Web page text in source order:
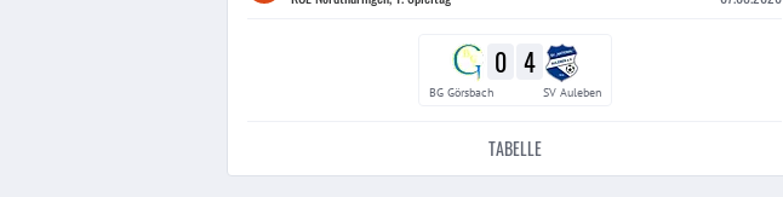
0 4
BG Görsbach SV Auleben
TABELLE